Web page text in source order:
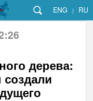
ENG | RU
дерева: